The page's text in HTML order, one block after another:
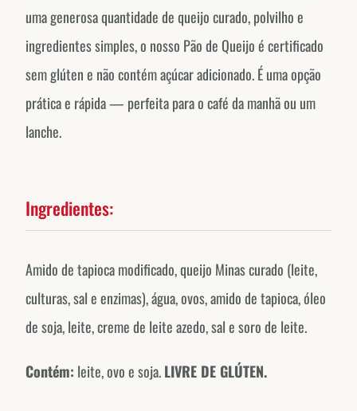
uma generosa quantidade de queijo curado, polvilho e
ingredientes simples, o nosso Pão de Queijo é certificado
sem glúten e não contém açúcar adicionado. É uma opção
prática e rápida — perfeita para o café da manhã ou um
lanche.
Ingredientes:
Amido de tapioca modificado, queijo Minas curado (leite,
culturas, sal e enzimas), água, ovos, amido de tapioca, óleo
de soja, leite, creme de leite azedo, sal e soro de leite.
Contém: leite, ovo e soja.LIVRE DE GLÚTEN.